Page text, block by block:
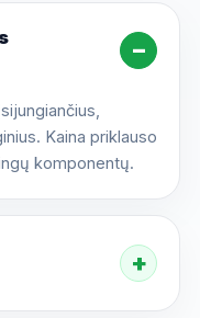
Kaina priklauso
komponentų.